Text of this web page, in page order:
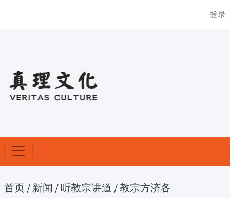
登录
首页 / 新闻 / 听教宗讲道 /教宗方济各